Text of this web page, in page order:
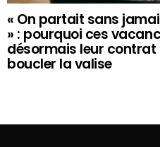
« On partait sans
» : pourquoi ces
désormais leur
boucler la valise